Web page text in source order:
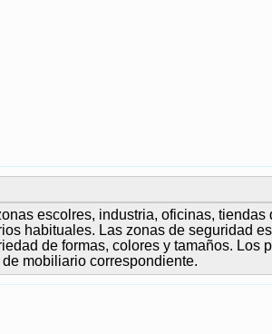
escolres, industria, oficinas,
habituales. Las zonas de seguridad
de formas, colores y tamaños. Los
mobiliario correspondiente.